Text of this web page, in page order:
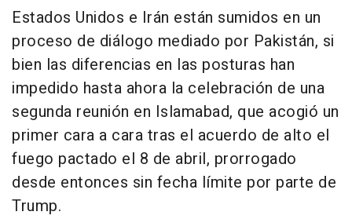
Estados Unidos e Irán están sumidos en un
proceso de diálogo mediado por Pakistán, si
bien las diferencias en las posturas han
impedido hasta ahora la celebración de una
segunda reunión en Islamabad, que acogió un
primer cara a cara tras el acuerdo de alto el
fuego pactado el 8 de abril, prorrogado
desde entonces sin fecha límite por parte de
Trump.